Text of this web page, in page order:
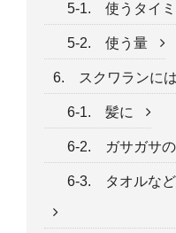
5-1. 使うタイミ
5-2. 使う量
6. スクワランに
6-1. 髪に
6-2. ガサガサの
6-3. タオルなど